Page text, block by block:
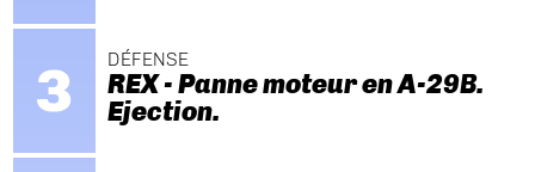
DÉFENSE
REX - Panne moteur en A-29B.
Ejection.